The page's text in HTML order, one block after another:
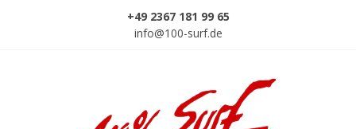
+49 2367 181 99 65
info@100-surf.de